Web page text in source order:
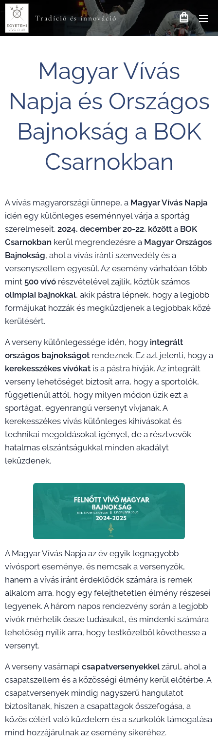
Tradíció és innováció
Magyar Vívás
Napja és Országos
Bajnokság a BOK
Csarnokban
A vívás magyarországi ünnepe, a Magyar Vívás Napja
idén egy különleges eseménnyel várja a sportág
szerelmeseit. 2024. december 20-22. között a BOK
Csarnokban kerül megrendezésre a Magyar Országos
Bajnokság, ahol a vívás iránti szenvedély és a
versenyszellem egyesül. Az esemény várhatóan több
mint 500 vívó részvételével zajlik, köztük számos
olimpiai bajnokkal, akik pástra lépnek, hogy a legjobb
formájukat hozzák és megküzdjenek a legjobbak közé
kerülésért.
A verseny különlegessége idén, hogy integrált
országos bajnokságot rendeznek. Ez azt jelenti, hogy a
kerekesszékes vívókat is a pástra hívják. Az integrált
verseny lehetőséget biztosít arra, hogy a sportolók,
függetlenül attól, hogy milyen módon űzik ezt a
sportágat, egyenrangú versenyt vívjanak. A
kerekesszékes vívás különleges kihívásokat és
technikai megoldásokat igényel, de a résztvevők
hatalmas elszántságukkal minden akadályt
leküzdenek.
A Magyar Vívás Napja az év egyik legnagyobb
vívósport eseménye, és nemcsak a versenyzők,
hanem a vívás iránt érdeklődők számára is remek
alkalom arra, hogy egy felejthetetlen élmény részesei
legyenek. A három napos rendezvény során a legjobb
vívók mérhetik össze tudásukat, és mindenki számára
lehetőség nyílik arra, hogy testközelből követhesse a
versenyt.
A verseny vasárnapi csapatversenyekkel zárul, ahol a
csapatszellem és a közösségi élmény kerül előtérbe. A
csapatversenyek mindig nagyszerű hangulatot
biztosítanak, hiszen a csapattagok összefogása, a
közös célért való küzdelem és a szurkolók támogatása
mind hozzájárulnak az esemény sikeréhez.